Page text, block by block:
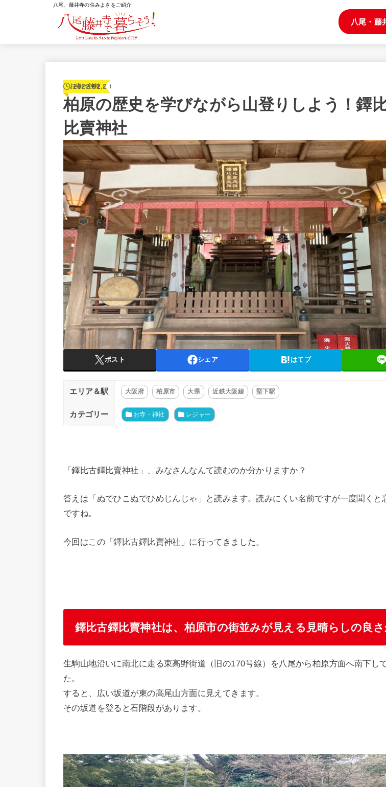
八尾、藤井寺の住みよさをご紹介
八尾・藤
お寺・神社
2022.02.20
柏原の歴史を学びながら山登りしよう！鐸
比賣神社
ポスト シェア はてブ
エリア＆駅 大阪府 柏原市 大県 近鉄大阪線 堅下駅
カテゴリー お寺・神社 レジャー
「鐸比古鐸比賣神社」、みなさんなんて読むのか分かりますか？
答えは「ぬでひこぬでひめじんじゃ」と読みます。読みにくい名前ですが一度聞くと
ですね。
今回はこの「鐸比古鐸比賣神社」に行ってきました。
鐸比古鐸比賣神社は、柏原市の街並みが見える見晴らしの良
生駒山地沿いに南北に走る東高野街道（旧の170号線）を八尾から柏原方面へ南下し
た。
すると、広い坂道が東の高尾山方面に見えてきます。
その坂道を登ると石階段があります。